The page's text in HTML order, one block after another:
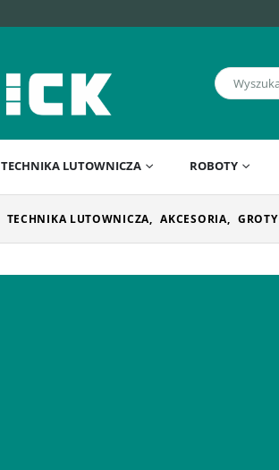
TECHNIKA LUTOWNICZA ROBOTY
TECHNIKA LUTOWNICZA, AKCESORIA, GROTY